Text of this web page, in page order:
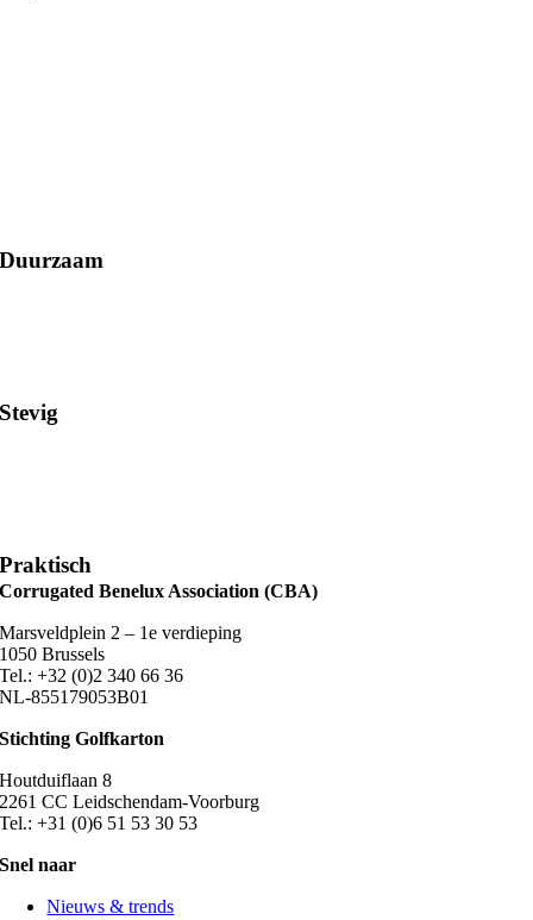
Duurzaam
Stevig
Praktisch
Corrugated Benelux Association (CBA)
Marsveldplein 2 – 1e verdieping
1050 Brussels
Tel.: +32 (0)2 340 66 36
NL-855179053B01
Stichting Golfkarton
Houtduiflaan 8
2261 CC Leidschendam-Voorburg
Tel.: +31 (0)6 51 53 30 53
Snel naar
Nieuws & trends